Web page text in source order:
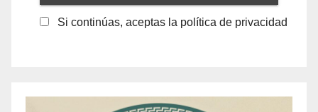
Si continúas, aceptas la política de privacidad